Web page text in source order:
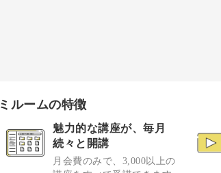
ミルームの特徴
魅力的な講座が、毎月
続々と開講
月会費のみで、3,000以上の